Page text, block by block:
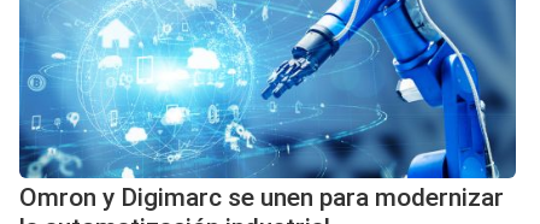
Omron y Digimarc se unen para modernizar